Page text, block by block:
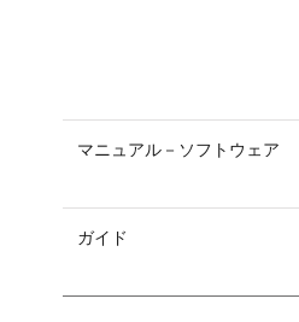
マニュアル－ソフトウェア
ガイド